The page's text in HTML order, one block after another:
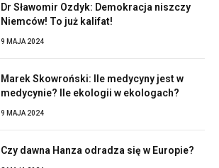
Dr Sławomir Ozdyk: Demokracja niszczy
Niemców! To już kalifat!
9 MAJA 2024
Marek Skowroński: Ile medycyny jest w
medycynie? Ile ekologii w ekologach?
9 MAJA 2024
Czy dawna Hanza odradza się w Europie?